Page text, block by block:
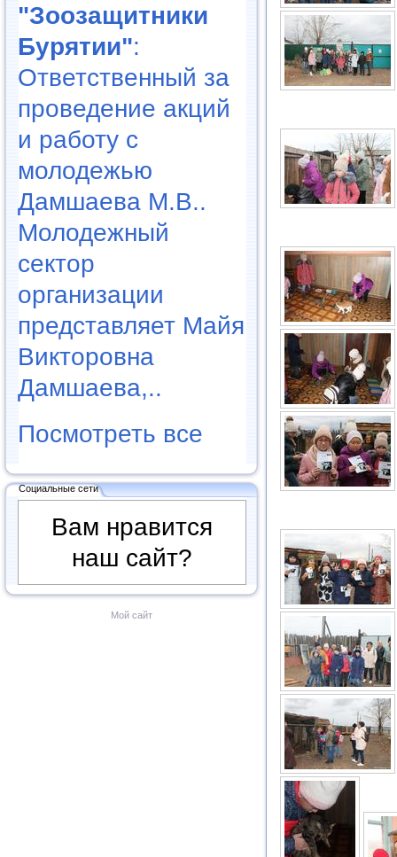
"Зоозащитники
Бурятии":
Ответственный за
проведение акций
и работу с
молодежью
Дамшаева М.В..
Молодежный
сектор
организации
представляет Майя
Викторовна
Дамшаева,..
Посмотреть все
Социальные сети
Вам нравится
наш сайт?
Мой сайт